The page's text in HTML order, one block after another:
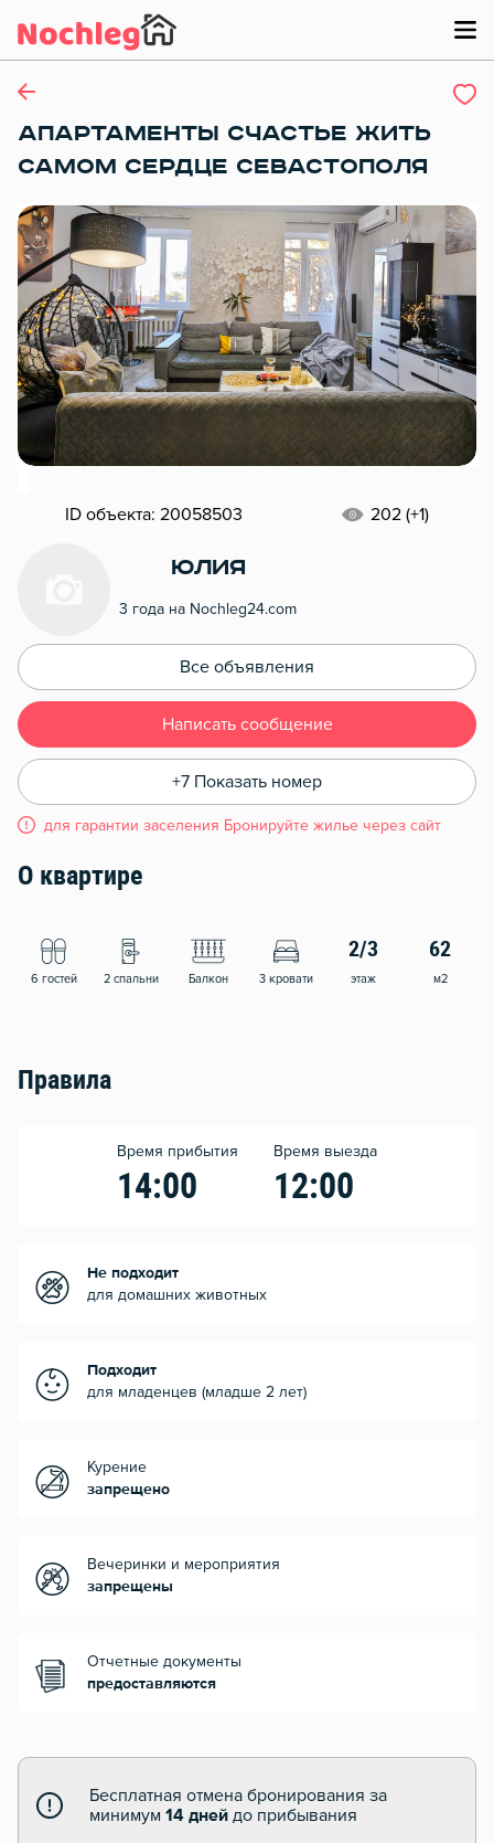
АПАРТАМЕНТЫ СЧАСТЬЕ ЖИТЬ
САМОМ СЕРДЦЕ СЕВАСТОПОЛЯ
ID объекта: 20058503 202 (+1)
Юлия
3 года на Nochleg24.com
Все объявления
Написать сообщение
+7 Показать номер
для гарантии заселения Бронируйте жилье через сайт
О квартире
6 гостей 2 спальни Балкон 3 кровати
2/3
этаж
62
м2
Правила
Время прибытия
14:00
Время выезда
12:00
Не подходит
для домашних животных
Подходит
для младенцев (младше 2 лет)
Курение
запрещено
Вечеринки и мероприятия
запрещены
Отчетные документы
предоставляются
Бесплатная отмена бронирования за
минимум 14 дней до прибывания